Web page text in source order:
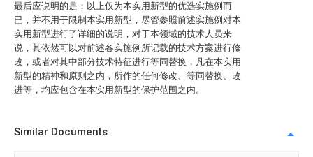
最后应说明的是：以上仅为本实用新型的优选实施例而
已，并不用于限制本实用新型，尽管参照前述实施例对本
实用新型进行了详细的说明，对于本领域的技术人员来
说，其依然可以对前述各实施例所记载的技术方案进行修
改，或者对其中部分技术特征进行等同替换，凡在本实用
新型的精神和原则之内，所作的任何修改、等同替换、改
进等，均应包含在本实用新型的保护范围之内。
Similar Documents